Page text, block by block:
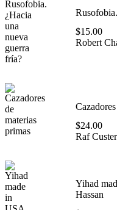
$15.00
Robert
$24.00
Raf
Yihad
Hassan